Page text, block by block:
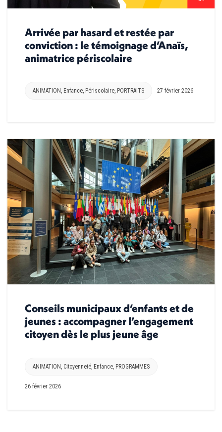
Arrivée par hasard et restée par
conviction : le témoignage d’Anaïs,
animatrice périscolaire
ANIMATION , Enfance, Périscolaire, PORTRAITS 27 février 2026
Conseils municipaux d’enfants et de
jeunes : accompagner l’engagement
citoyen dès le plus jeune âge
ANIMATION Citoyenneté Enfance PROGRAMMES
26 février 2026